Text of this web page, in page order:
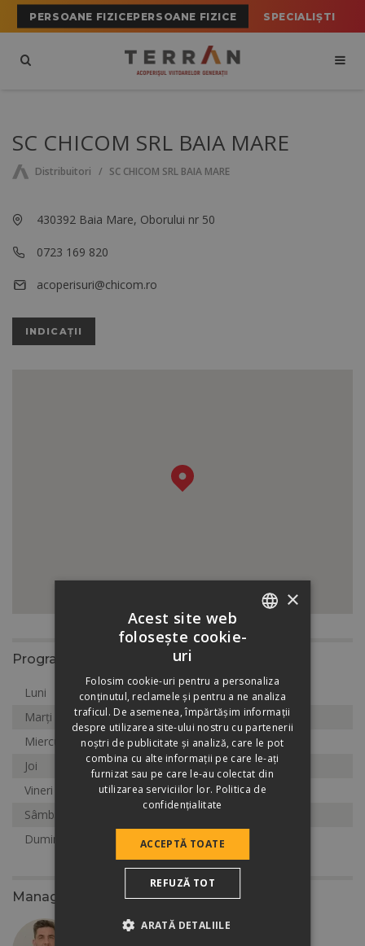
PERSOANE FIZICEPERSOANE FIZICE SPECIALIȘTI
SC CHICOM SRL BAIA MARE
Distribuitori SC CHICOM SRL BAIA MARE
430392 Baia Mare, Oborului nr 50
0723 169 820
acoperisuri@chicom.ro
INDICAȚII
Program
Luni
8:00-17:00
Marți
8:00-17:00
Miercuri
8:00-17:00
Joi
8:00-17:00
Vineri
8:00-17:00
Sâmbătă
Duminică
Închis
Manager zonal
Czako Levente
ROMANIAN
×
Acest site web
folosește cookie-
uri
Folosim cookie-uri pentru a personaliza
conținutul, reclamele și pentru a ne analiza
traficul. De asemenea, împărtășim informații
despre utilizarea site-ului nostru cu partenerii
noștri de publicitate și analiză, care le pot
combina cu alte informații pe care le-ați
furnizat sau pe care le-au colectat din
utilizarea serviciilor lor. Politica de
confidențialitate
ACCEPTĂ TOATE
REFUZĂ TOT
ARATĂ DETALIILE